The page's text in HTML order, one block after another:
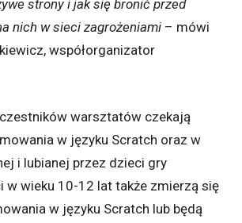
strony i jak się bronić przed
nich w sieci zagrożeniami – mówi
współorganizator
warsztatów czekają
w języku Scratch oraz w
i lubianej przez dzieci gry
w wieku 10-12 lat także zmierzą się
w języku Scratch lub będą